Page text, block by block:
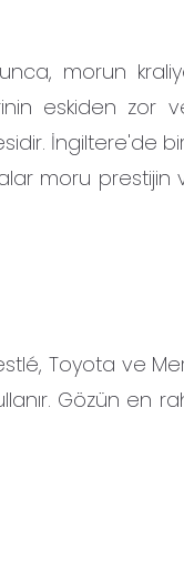
morun
eskiden
İngiltere'de
moru
Toyota ve
Gözün en